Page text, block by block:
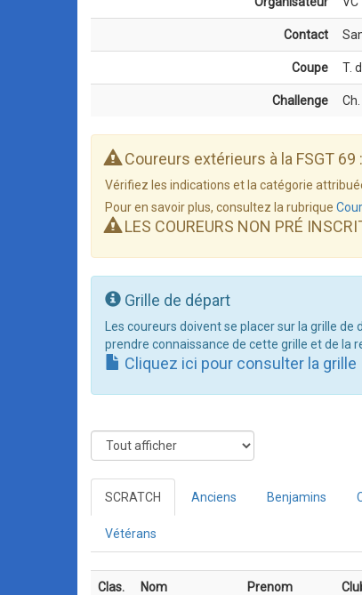
Contact
Coupe T.
Challenge
Coureurs extérieurs à la FSGT 69
Vérifiez les indications et la catégorie
Pour en savoir plus, consultez la rubrique
LES COUREURS NON PRÉ
Grille de départ
Les coureurs doivent se placer sur la grille
prendre connaissance de cette grille et de la
Cliquez ici pour consulter la grille
SCRATCH Anciens Benjamins
Vétérans
Clas. Nom Prenom